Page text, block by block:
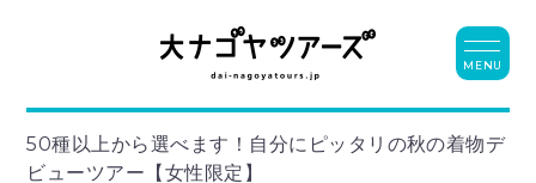
50種以上から選べます！自分にピッタリの秋の着物デ
ビューツアー【女性限定】
MENU